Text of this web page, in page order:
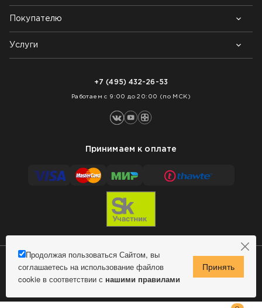
Продолжая пользоваться Сайтом, вы
соглашаетесь на использование файлов
cookie в соответствии с нашими правилами
Почему выбирают нас
Контакты
Блог
Покупателю
Возврат товара
Как заказать
Услуги
+7 (495) 432-26-53
Работаем с 9:00 до 20:00 (по МСК)
Принимаем к оплате
© 2009 - 2026 Remontnick.ru.Сделано в MindMachine
Политика конфиденциальности